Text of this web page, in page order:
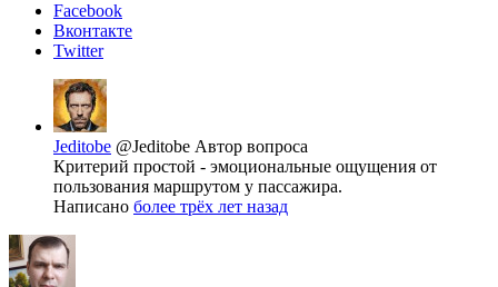
Facebook
Вконтакте
Twitter
Jeditobe @Jeditobe Автор вопроса
Критерий простой - эмоциональные ощущения от
пользования маршрутом у пассажира.
Написано более трёх лет назад